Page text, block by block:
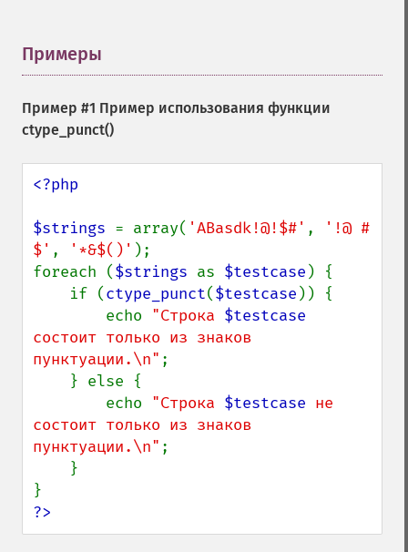
Примеры
Пример #1 Пример использования функции
ctype_punct()
<?php
$strings = array( 'ABasdk!@!$#' ,
'!@ #
$' , '*&$()' );
foreach ($strings as $testcase ) {
    if (
ctype_punct($testcase )) {
        echo
"Строка $testcase
состоит только из знаков
пунктуации.\n" ;
        echo
"Строка $testcase не
состоит только из знаков
пунктуации.\n" ;
?>